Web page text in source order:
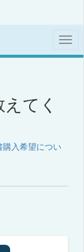
てく
入希望につい